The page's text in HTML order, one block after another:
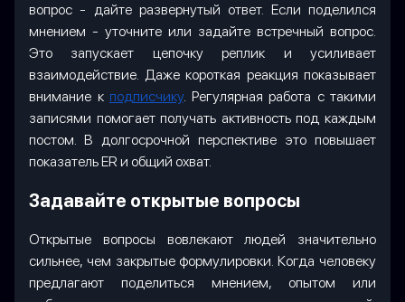
вопрос - дайте развернутый ответ. Если поделился
мнением - уточните или задайте встречный вопрос.
Это запускает цепочку реплик и усиливает
взаимодействие. Даже короткая реакция показывает
внимание к подписчику. Регулярная работа с такими
записями помогает получать активность под каждым
постом. В долгосрочной перспективе это повышает
показатель ER и общий охват.
Задавайте открытые вопросы
Открытые вопросы вовлекают людей значительно
сильнее, чем закрытые формулировки. Когда человеку
предлагают поделиться мнением, опытом или